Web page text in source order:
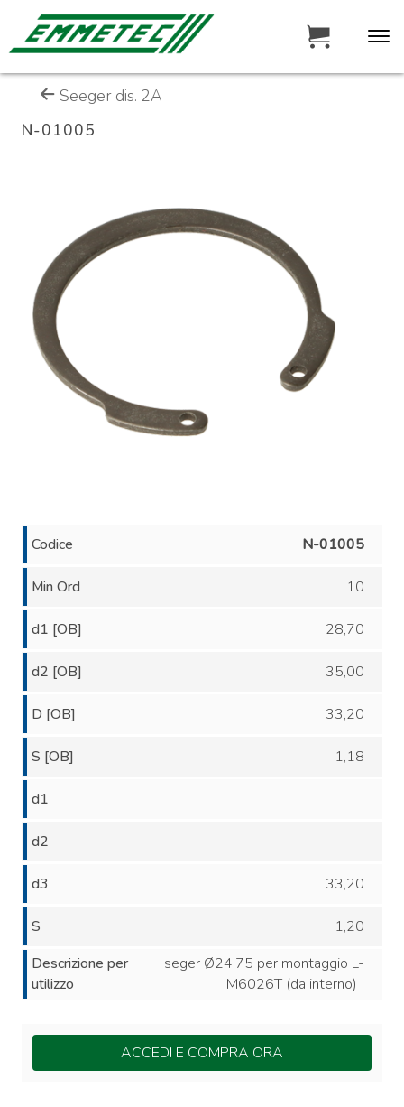
Seeger dis. 2A
N-01005
Codice N-01005
Min Ord 10
d1 [OB] 28,70
d2 [OB] 35,00
D [OB] 33,20
S [OB] 1,18
d1
d2
d3 33,20
S
1,20
Descrizione per
utilizzo
seger Ø24,75 per montaggio L-
M6026T (da interno)
ACCEDI E COMPRA ORA